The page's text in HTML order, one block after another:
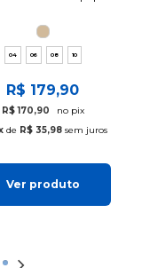
04 06 08 10
R$ 179,90
R$ 170,90
no pix
de R$ 35,98sem juros
Ver produto